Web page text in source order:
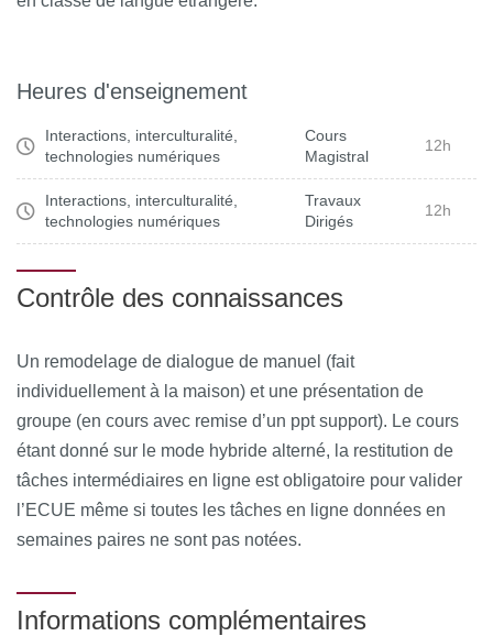
Heures d'enseignement
Interactions, interculturalité,
technologies numériques
Cours
Magistral
12h
Interactions, interculturalité,
technologies numériques
Travaux
Dirigés
12h
Contrôle des connaissances
Un remodelage de dialogue de manuel (fait
individuellement à la maison) et une présentation de
groupe (en cours avec remise d’un ppt support). Le cours
étant donné sur le mode hybride alterné, la restitution de
tâches intermédiaires en ligne est obligatoire pour valider
l’ECUE même si toutes les tâches en ligne données en
semaines paires ne sont pas notées.
Informations complémentaires